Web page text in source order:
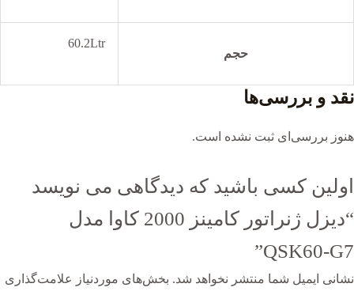
حجم
60.2Ltr
نقد و بررسی‌ها
هنوز بررسی‌ای ثبت نشده است.
اولین کسی باشید که دیدگاهی می نویسد
“دیزل ژنراتور کامینز 2000 کاوا مدل
QSK60-G7”
نشانی ایمیل شما منتشر نخواهد شد. بخش‌های موردنیاز علامت‌گذاری